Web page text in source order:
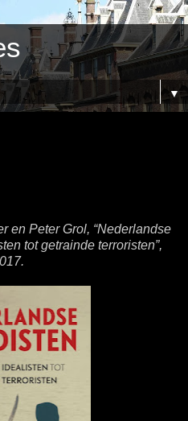
▼
en Peter Grol, “Nederlandse
tot getrainde terroristen”,